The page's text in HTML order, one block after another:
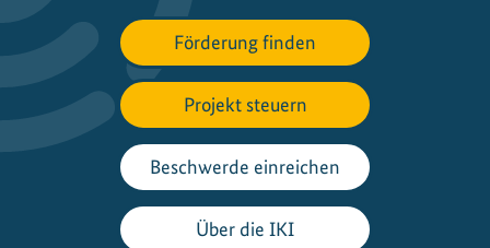
i
o
n
e
n
f
ü
n
Förderung finden
Projekt steuern
Beschwerde einreichen
Über die IKI